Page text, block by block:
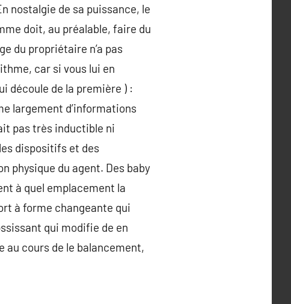
nostalgie de sa puissance, le
doit, au préalable, faire du
du propriétaire n’a pas
car si vous lui en
découle de la première ) :
largement d’informations
pas très inductible ni
dispositifs et des
physique du agent. Des baby
à quel emplacement la
à forme changeante qui
qui modifie de en
au cours de le balancement,